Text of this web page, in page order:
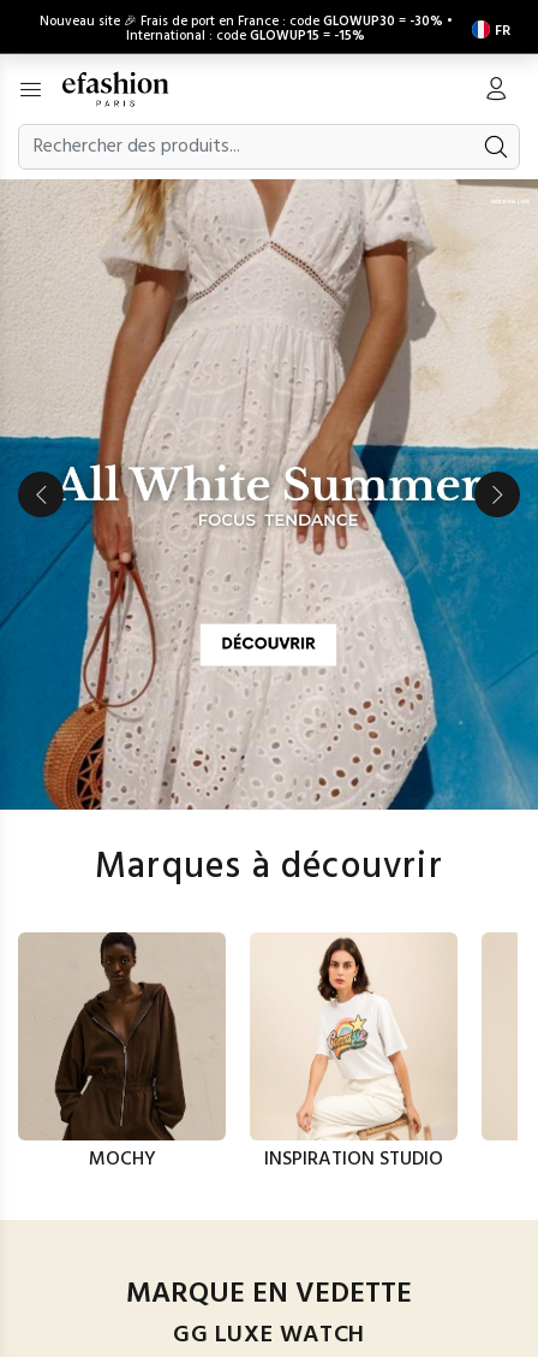
Nouveau site 🎉 Frais de port en France : codeGLOWUP30 = -30% •
International : codeGLOWUP15 = -15% FR
Marques à découvrir
MOCHY INSPIRATION STUDIO
MARQUE EN VEDETTE
GG LUXE WATCH